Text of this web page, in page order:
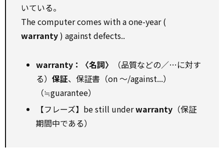
いている。
The computer comes with a one-year (
warranty) against defects..
warranty：〈名詞〉
（品質などの／…に対す
る） 保証、保証書（on ～/against...）
（≒guarantee）
【フレーズ】be still underwarranty （保証
期間中である）